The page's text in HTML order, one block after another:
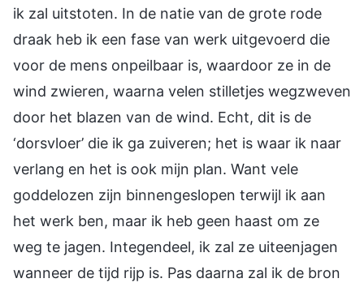
ik zal uitstoten. In de natie van de grote rode
draak heb ik een fase van werk uitgevoerd die
voor de mens onpeilbaar is, waardoor ze in de
wind zwieren, waarna velen stilletjes wegzweven
door het blazen van de wind. Echt, dit is de
‘dorsvloer’ die ik ga zuiveren; het is waar ik naar
verlang en het is ook mijn plan. Want vele
goddelozen zijn binnengeslopen terwijl ik aan
het werk ben, maar ik heb geen haast om ze
weg te jagen. Integendeel, ik zal ze uiteenjagen
wanneer de tijd rijp is. Pas daarna zal ik de bron